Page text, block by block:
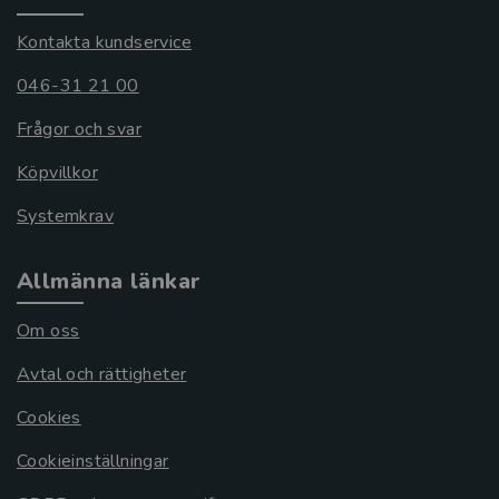
Kontakta kundservice
046-31 21 00
Frågor och svar
Köpvillkor
Systemkrav
Allmänna länkar
Om oss
Avtal och rättigheter
Cookies
Cookieinställningar